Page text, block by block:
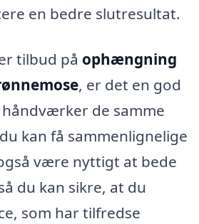
en bedre slutresultat.
tilbud på ophængning
, er det en god
de samme
kan få sammenlignelige
være nyttigt at bede
du kan sikre, at du
som har tilfredse